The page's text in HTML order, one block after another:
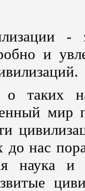
-
и
мир
нас
наука и